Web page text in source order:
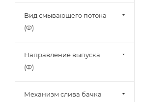
Вид смывающего потока
(Ф)
Направление выпуска
(Ф)
Механизм слива бачка